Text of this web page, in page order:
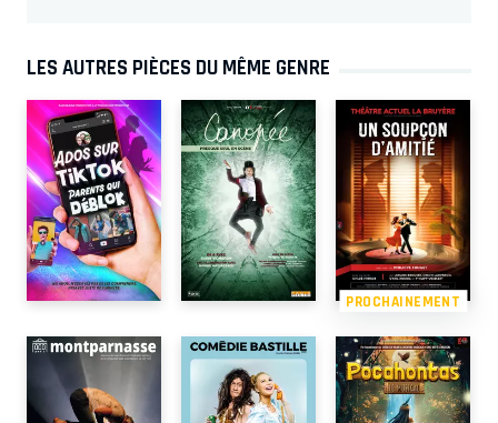
LES AUTRES PIÈCES DU MÊME GENRE
PROCHAINEMENT